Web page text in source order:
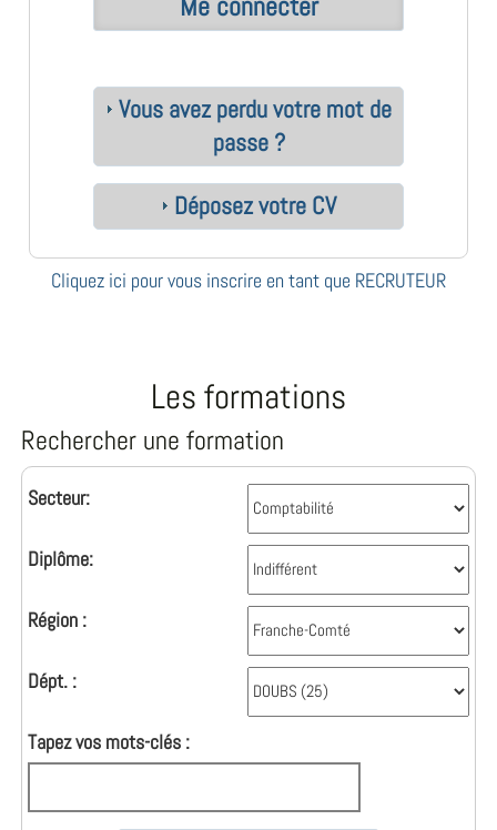
Vous avez perdu votre mot de
passe ?
Déposez votre CV
Cliquez ici pour vous inscrire en tant que RECRUTEUR
Les formations
Rechercher une formation
Secteur:
Diplôme:
Région :
Dépt. :
Tapez vos mots-clés :